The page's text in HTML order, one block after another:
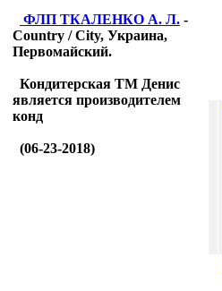
ФЛП ТКАЛЕНКО А. Л. -
Country / City, Украина,
Первомайский.
Кондитерская ТМ Денис
является производителем
конд
(06-23-2018)